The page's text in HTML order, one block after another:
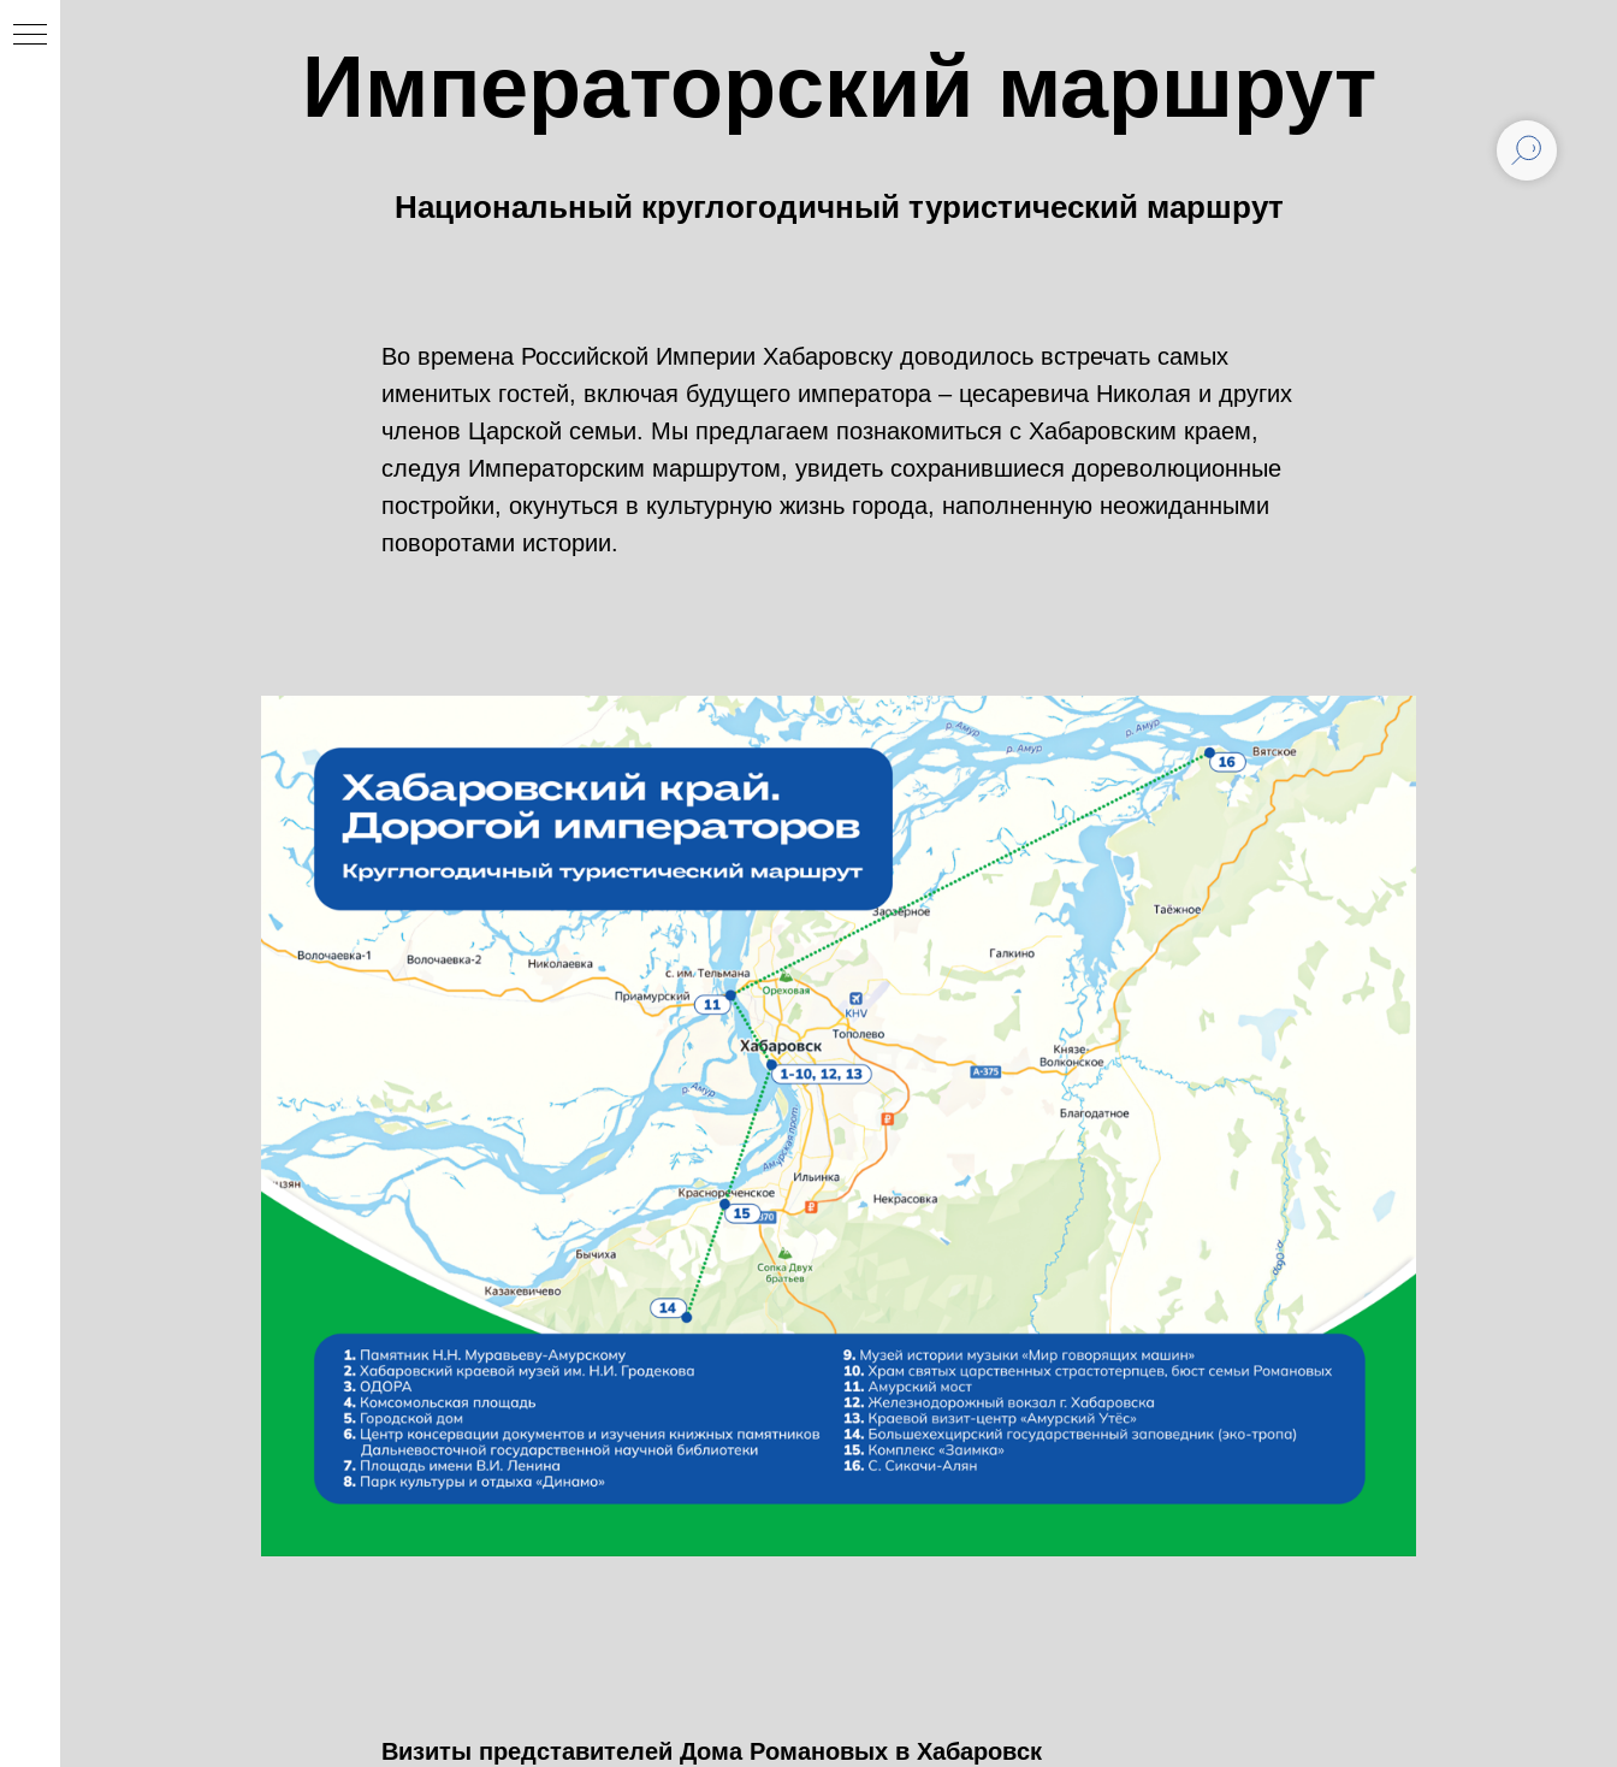
Императорский маршрут
Национальный круглогодичный туристический маршрут
Во времена Российской Империи Хабаровску доводилось встречать самых
именитых гостей, включая будущего императора – цесаревича Николая и других
членов Царской семьи. Мы предлагаем познакомиться с Хабаровским краем,
следуя Императорским маршрутом, увидеть сохранившиеся дореволюционные
постройки, окунуться в культурную жизнь города, наполненную неожиданными
поворотами истории.
Визиты представителей Дома Романовых в Хабаровск